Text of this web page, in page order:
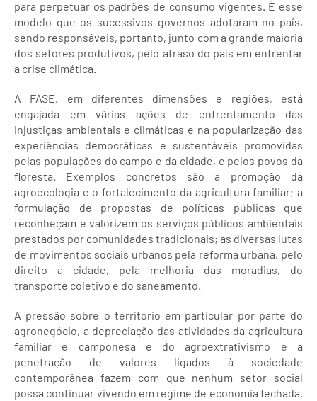
para perpetuar os padrões de consumo vigentes. É esse
modelo que os sucessivos governos adotaram no país,
sendo responsáveis, portanto, junto com a grande maioria
dos setores produtivos, pelo atraso do país em enfrentar
a crise climática.
A FASE, em diferentes dimensões e regiões, está
engajada em várias ações de enfrentamento das
injustiças ambientais e climáticas e na popularização das
experiências democráticas e sustentáveis promovidas
pelas populações do campo e da cidade, e pelos povos da
floresta. Exemplos concretos são a promoção da
agroecologia e o fortalecimento da agricultura familiar; a
formulação de propostas de políticas públicas que
reconheçam e valorizem os serviços públicos ambientais
prestados por comunidades tradicionais; as diversas lutas
de movimentos sociais urbanos pela reforma urbana, pelo
direito a cidade, pela melhoria das moradias, do
transporte coletivo e do saneamento.
A pressão sobre o território em particular por parte do
agronegócio, a depreciação das atividades da agricultura
familiar e camponesa e do agroextrativismo e a
penetração de valores ligados à sociedade
contemporânea fazem com que nenhum setor social
possa continuar vivendo em regime de economia fechada.